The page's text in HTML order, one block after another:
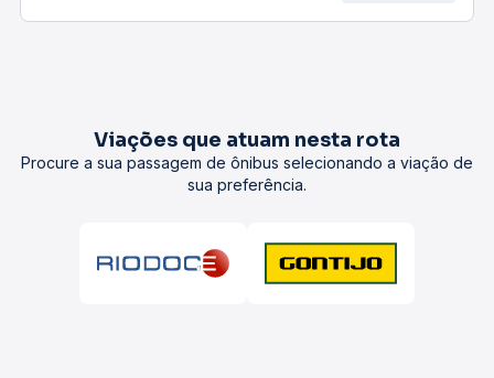
Viações que atuam nesta rota
Procure a sua passagem de ônibus selecionando a viação de
sua preferência.